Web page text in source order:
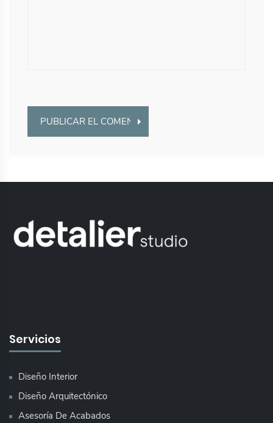
Servicios
Diseño Interior
Diseño Arquitectónico
Asesoría De Acabados